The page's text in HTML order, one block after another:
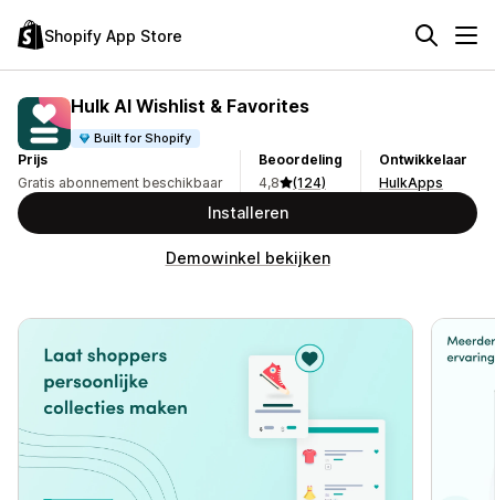
Shopify App Store
Hulk AI Wishlist & Favorites
Built for Shopify
Prijs
Gratis abonnement beschikbaar
Beoordeling
4,8
(124)
Ontwikkelaar
HulkApps
Installeren
Demowinkel bekijken